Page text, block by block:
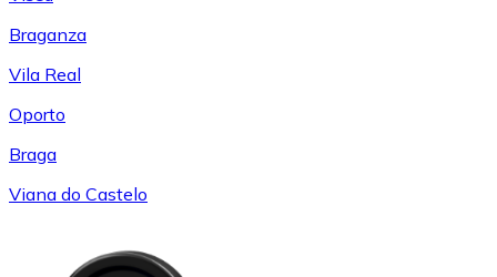
Braganza
Vila Real
Oporto
Braga
Viana do Castelo